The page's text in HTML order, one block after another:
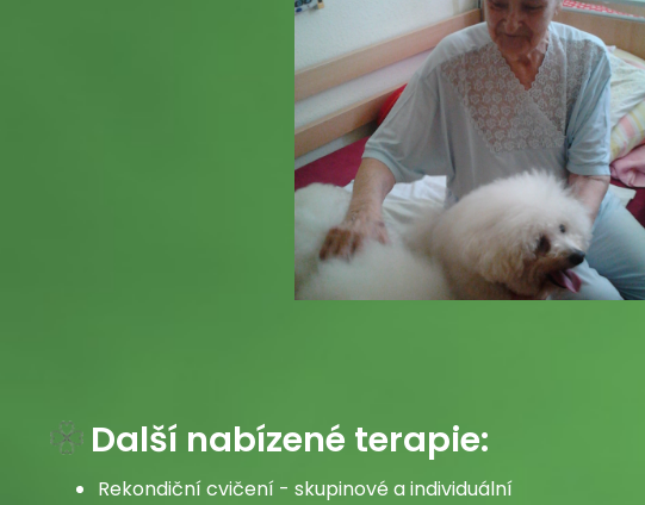
Další nabízené terapie:
Rekondiční cvičení - skupinové a individuální